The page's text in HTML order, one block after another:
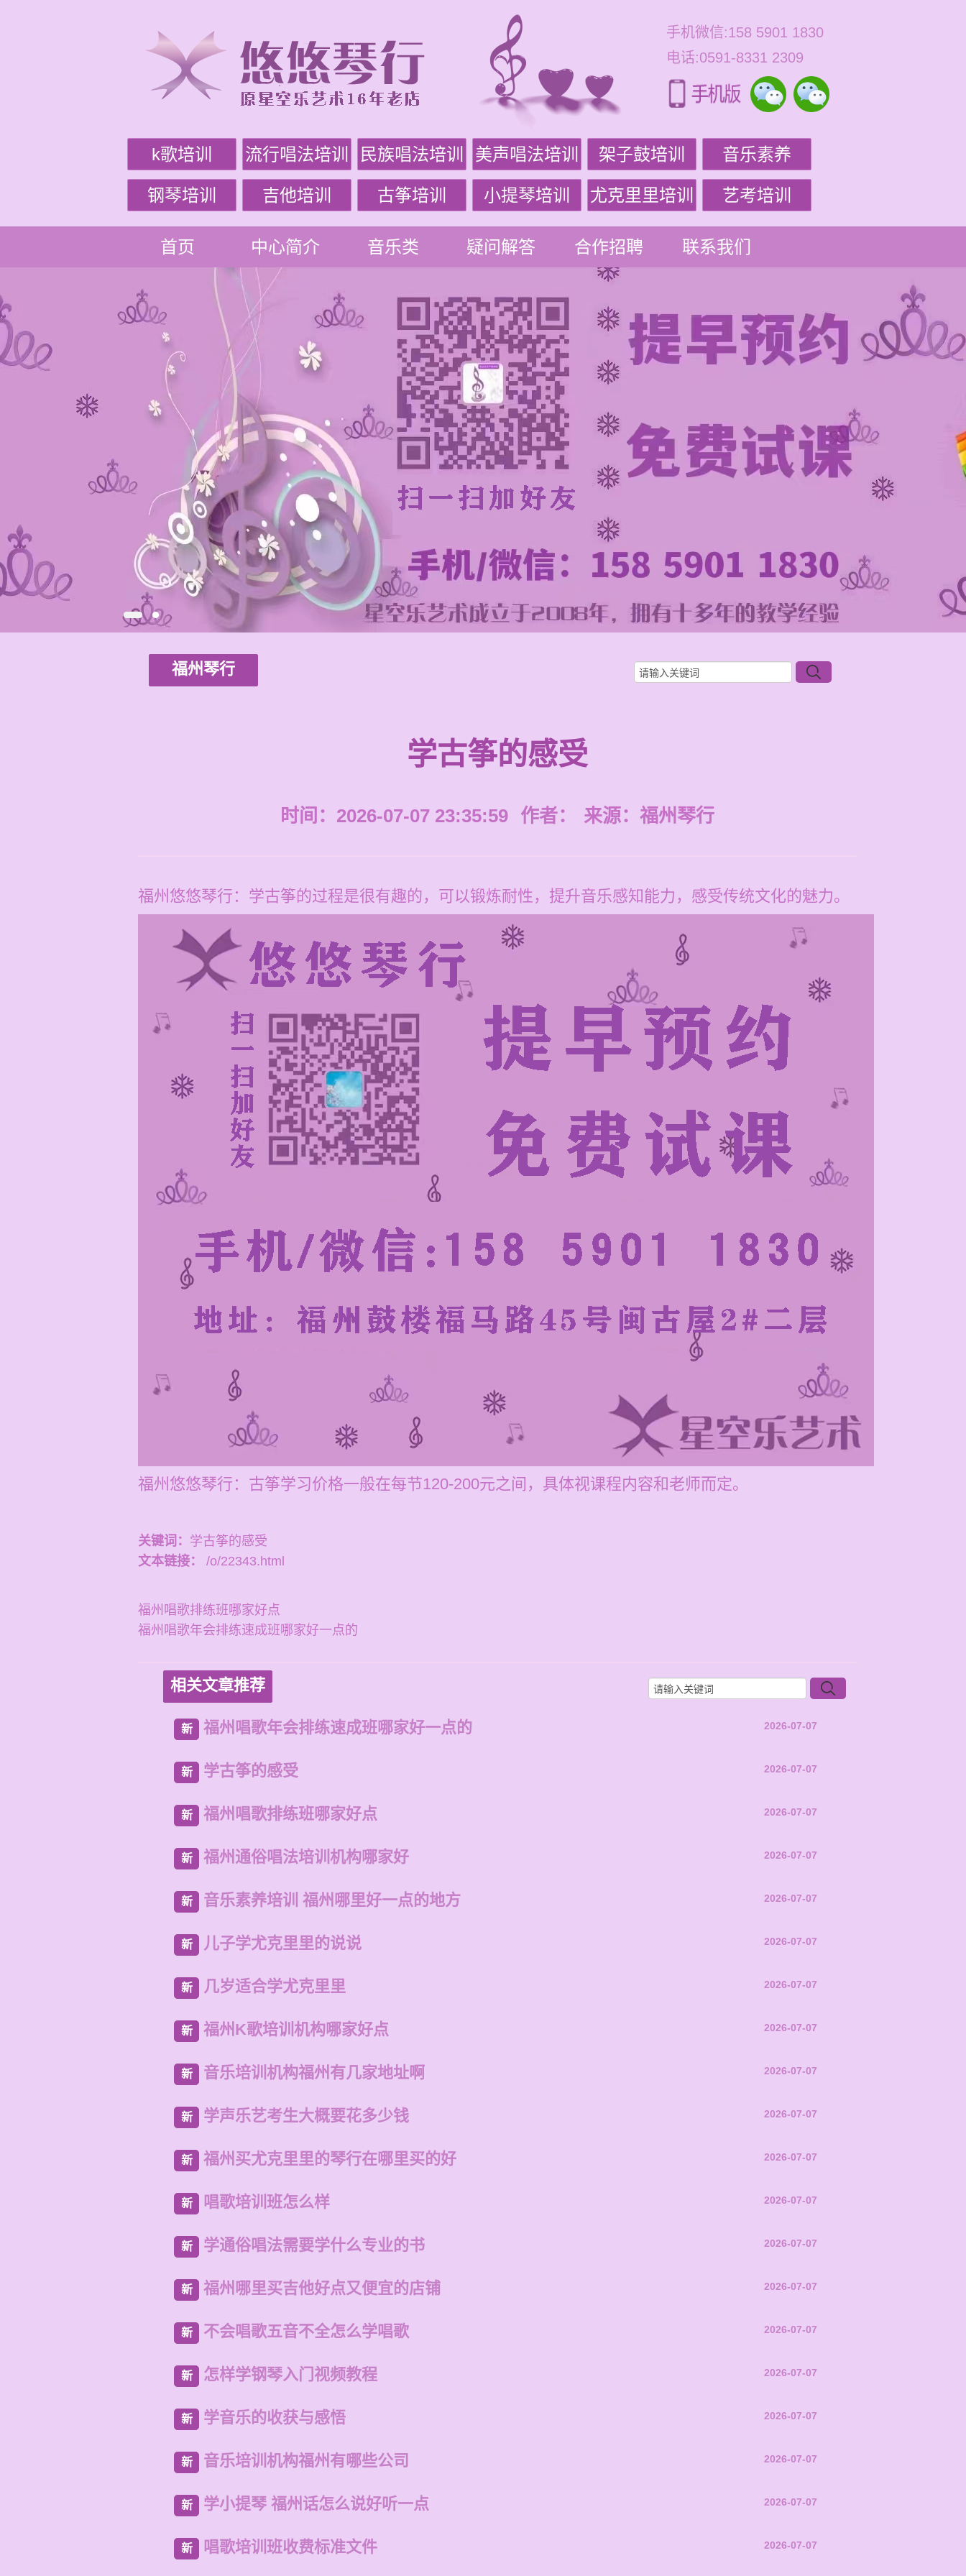
手机微信:158 5901 1830
电话:0591-8331 2309
k歌培训 流行唱法培训 民族唱法培训 美声唱法培训 架子鼓培训 音乐素养
钢琴培训 吉他培训 古筝培训 小提琴培训 尤克里里培训 艺考培训
首页 中心简介 音乐类 疑问解答 合作招聘 联系我们
福州琴行
学古筝的感受
时间：2026-07-07 23:35:59 作者： 来源： 福州琴行
福州悠悠琴行：学古筝的过程是很有趣的，可以锻炼耐性，提升音乐感知能力，感受传统文化的魅力。
福州悠悠琴行：古筝学习价格一般在每节120-200元之间，具体视课程内容和老师而定。
关键词： 学古筝的感受
文本链接：
/o/22343.html
福州唱歌排练班哪家好点
福州唱歌年会排练速成班哪家好一点的
相关文章推荐
新 福州唱歌年会排练速成班哪家好一点的 2026-07-07
新 学古筝的感受 2026-07-07
新 福州唱歌排练班哪家好点 2026-07-07
新 福州通俗唱法培训机构哪家好 2026-07-07
新 音乐素养培训 福州哪里好一点的地方 2026-07-07
新 儿子学尤克里里的说说 2026-07-07
新 几岁适合学尤克里里 2026-07-07
新 福州K歌培训机构哪家好点 2026-07-07
新 音乐培训机构福州有几家地址啊 2026-07-07
新 学声乐艺考生大概要花多少钱 2026-07-07
新 福州买尤克里里的琴行在哪里买的好 2026-07-07
新 唱歌培训班怎么样 2026-07-07
新 学通俗唱法需要学什么专业的书 2026-07-07
新 福州哪里买吉他好点又便宜的店铺 2026-07-07
新 不会唱歌五音不全怎么学唱歌 2026-07-07
新 怎样学钢琴入门视频教程 2026-07-07
新 学音乐的收获与感悟 2026-07-07
新 音乐培训机构福州有哪些公司 2026-07-07
新 学小提琴 福州话怎么说好听一点 2026-07-07
新 唱歌培训班收费标准文件 2026-07-07